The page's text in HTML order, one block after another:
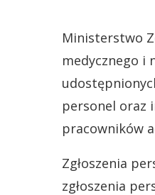
Ministerstwo
medycznego i
personel oraz
pracowników
Zgłoszenia
zgłoszenia